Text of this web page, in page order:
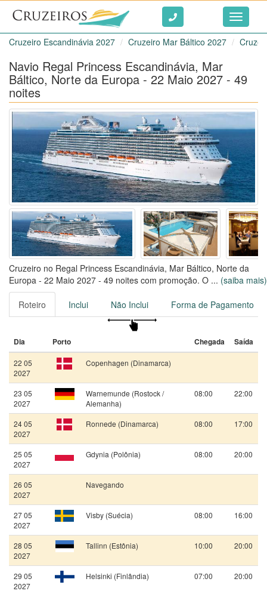
Ir ao conteúdo
Toggle
Cruzeiro Escandinávia 2027
Cruzeiro Mar Báltico 2027
Navio Regal Princess Escandinávia, Mar
Báltico, Norte da Europa - 22 Maio 2027 - 49
noites
Cruzeiro no Regal Princess Escandinávia, Mar Báltico, Norte da
Europa - 22 Maio 2027 - 49 noites com promoção. O navio da
Princess Cruises foi renovado em 2025 e comporta até 4272
passageiros, com uma tripulação de 1350 colaboradores.
Viaje no Regal Princess por 49 noites, saindo de Copenhagen,
... (saiba mais)
Roteiro Inclui Não Inclui Forma de Pagamento
Dia Porto Chegada Saída
22 05
2027
Copenhagen (Dinamarca)
23 05
2027
Warnemunde (Rostock /
Alemanha)
08:00 22:00
24 05
2027
Ronnede (Dinamarca) 08:00 17:00
25 05
2027
Gdynia (Polônia) 08:00 20:00
26 05
2027
Navegando
27 05
2027
Visby (Suécia) 08:00 16:00
28 05
2027
Tallinn (Estônia) 10:00 20:00
29 05
2027
Helsinki (Finlândia) 07:00 20:00